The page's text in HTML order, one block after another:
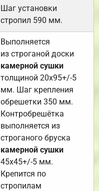
Шаг установки
стропил 590 мм.
Выполняется
из строганой доски
камерной сушки
толщиной 20х95+/-5
мм. Шаг крепления
обрешетки 350 мм.
Контробрешётка
выполняется из
строганого бруска
камерной сушки
45х45+/-5 мм.
Крепится по
стропилам